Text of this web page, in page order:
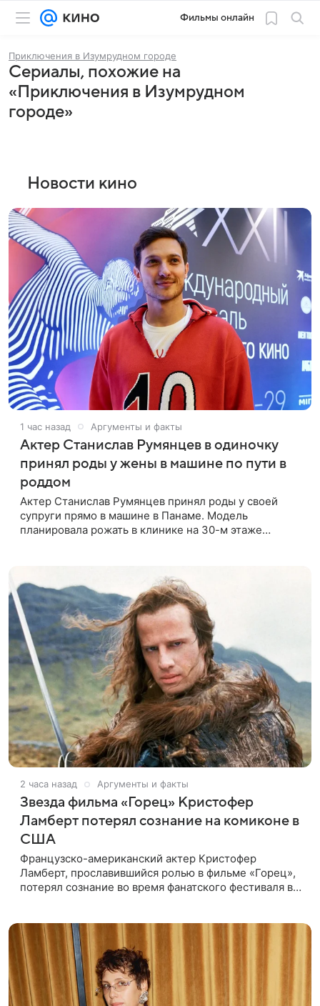
Фильмы онлайн
Приключения в Изумрудном городе
Сериалы, похожие на
«Приключения в Изумрудном
городе»
Новости кино
1 час назад Аргументы и факты
Актер Станислав Румянцев в одиночку
принял роды у жены в машине по пути в
роддом
Актер Станислав Румянцев принял роды у своей
супруги прямо в машине в Панаме. Модель
планировала рожать в клинике на 30-м этаже
2 часа назад Аргументы и факты
Звезда фильма «Горец» Кристофер
Ламберт потерял сознание на комиконе в
США
Французско-американский актер Кристофер
Ламберт, прославившийся ролью в фильме «Горец»,
потерял сознание во время фанатского фестиваля в